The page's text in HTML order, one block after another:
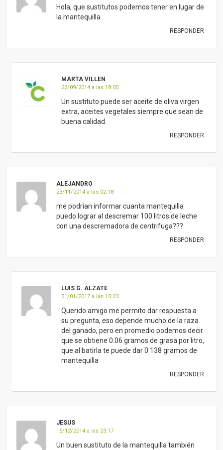
Hola, que sustitutos podemos tener en lugar de
la mantequilla
RESPONDER
MARTA VILLEN
22/09/2014 a las 18:05
Un sustituto puede ser aceite de oliva virgen
extra, aceites vegetales siempre que sean de
buena calidad.
RESPONDER
ALEJANDRO
23/11/2014 a las 02:18
me podrían informar cuanta mantequilla
puedo lograr al descremar 100 litros de leche
con una descremadora de centrifuga???
RESPONDER
LUIS G. ALZATE
31/01/2017 a las 15:23
Querido amigo me permito dar respuesta a
su pregunta, eso depende mucho de la raza
del ganado, pero en promedio podemos decir
que se obtiene 0.06 gramos de grasa por litro,
que al batirla te puede dar 0.138 gramos de
mantequilla
RESPONDER
JESUS
15/12/2014 a las 23:17
Un buen sustituto de la mantequilla también